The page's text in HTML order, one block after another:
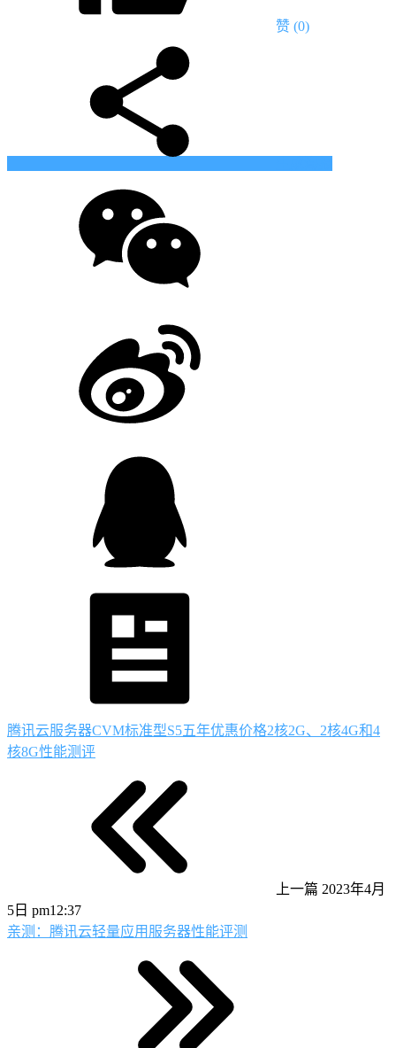
赞 (0)
腾讯云服务器CVM标准型S5五年优惠价格2核2G、2核4G和4
核8G性能测评
上一篇 2023年4月
5日 pm12:37
亲测：腾讯云轻量应用服务器性能评测